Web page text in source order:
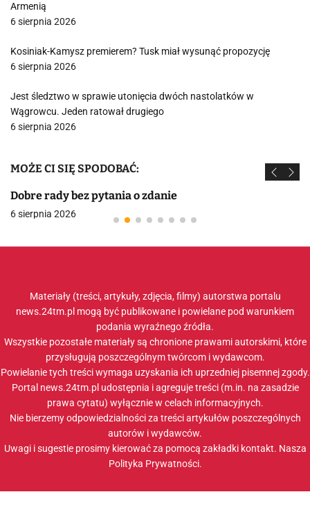
Armenią
6 sierpnia 2026
Kosiniak-Kamysz premierem? Tusk miał wysunąć propozycję
6 sierpnia 2026
Jest śledztwo w sprawie utonięcia dwóch nastolatków w
Wągrowcu. Jeden ratował drugiego
6 sierpnia 2026
MOŻE CI SIĘ SPODOBAĆ:
Dobre rady bez pytania o zdanie
6 sierpnia 2026
Materiały (treści, artykuły, zdjęcia, filmy) autorstwa portalu
news.24tm.pl mogą być publikowane i powielane pod warunkiem
podania wyraźnego źródła.
Wszystkie pozostałe materiały są chronione prawami autorskimi, które
przysługują poszczególnym twórcom i wydawcom.
Powielanie tych treści wymaga uzyskania ich uprzedniej pisemnej zgody.
Portal news.24tm.pl udostępnia i agreguje treści (m.in. na zasadzie
prawa cytatu) wyłącznie w celach informacyjnych.
Nie bierzemy odpowiedzialności za treści artykułów poszczególnych
autorów i wydawców.
Uwagi i sugestie prosimy kierować za pomocą zakładki kontakt. Nasza
Polityka Prywatności.